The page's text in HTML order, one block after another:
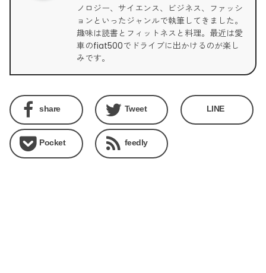
ノロジー、サイエンス、ビジネス、ファッシ
ョンといったジャンルで執筆してきました。
趣味は読書とフィットネスと料理。最近は愛
車のfiat500でドライブに出かけるのが楽し
みです。
share Tweet LINE
Pocket feedly